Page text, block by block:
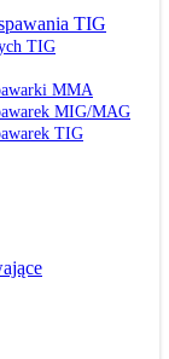
TIG
TIG
MMA
MIG/MAG
TIG